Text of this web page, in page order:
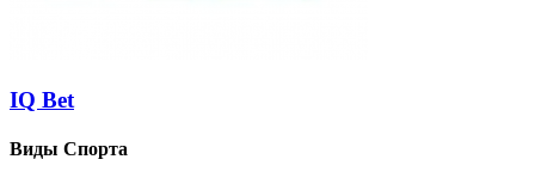
IQ Bet
Виды Спорта